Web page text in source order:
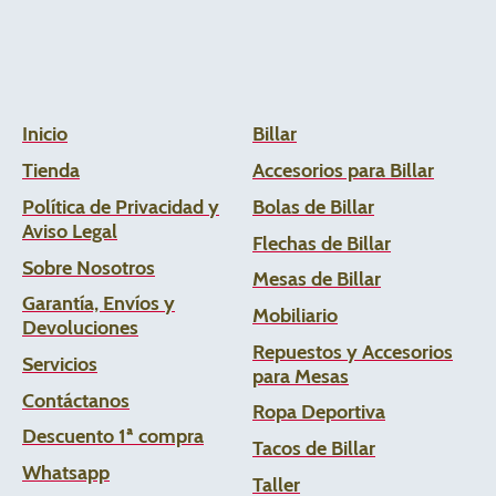
Inicio
Tienda
Política de Privacidad y
Aviso Legal
Sobre Nosotros
Garantía, Envíos y
Devoluciones
Servicios
Contáctanos
Descuento 1ª compra
Whatsapp
Billar
Accesorios para Billar
Bolas de Billar
Flechas de Billar
Mesas de Billar
Mobiliario
Repuestos y Accesorios
para Mesas
Ropa Deportiva
Tacos de Billar
Taller